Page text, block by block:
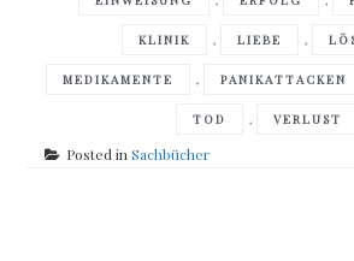
KLINIK , LIEBE ,
MEDIKAMENTE , PANIKATTACKEN
TOD , VERLUST
Posted inSachbücher